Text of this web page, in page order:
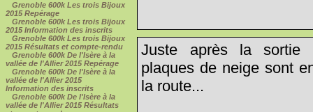
Grenoble 600k Les trois Bijoux
2015 Repérage
Grenoble 600k Les trois Bijoux
2015 Information des inscrits
Grenoble 600k Les trois Bijoux
2015 Résultats et compte-rendu
Grenoble 600k De l'Isère à la
vallée de l'Allier 2015 Repérage
Grenoble 600k De l'Isère à la
vallée de l'Allier 2015
Information des inscrits
Grenoble 600k De l'Isère à la
vallée de l'Allier 2015 Résultats
Juste après la sortie
plaques de neige sont
la route...